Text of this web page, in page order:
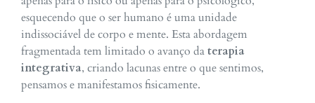
esquecendo que o ser humano é uma unidade
indissociável de corpo e mente. Esta abordagem
fragmentada tem limitado o avanço daterapia
integrativa, criando lacunas entre o que sentimos,
pensamos e manifestamos fisicamente.